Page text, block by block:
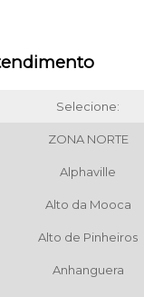
Selecione:
ZONA NORTE
Alphaville
Alto da Mooca
Alto de Pinheiros
Anhanguera